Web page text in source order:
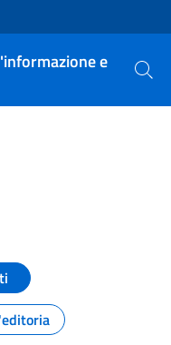
e
Cerca
pagina